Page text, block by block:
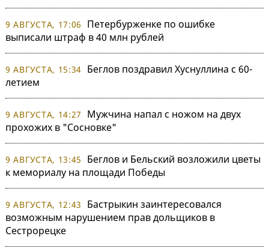
9 АВГУСТА, 17:06
Петербурженке по ошибке
выписали штраф в 40 млн рублей
9 АВГУСТА, 15:34 Беглов поздравил Хуснуллина с 60-
летием
9 АВГУСТА, 14:27
Мужчина напал с ножом на двух
прохожих в "Сосновке"
9 АВГУСТА, 13:45
Беглов и Бельский возложили цветы
к мемориалу на площади Победы
9 АВГУСТА, 12:43
Бастрыкин заинтересовался
возможным нарушением прав дольщиков в
Сестрорецке